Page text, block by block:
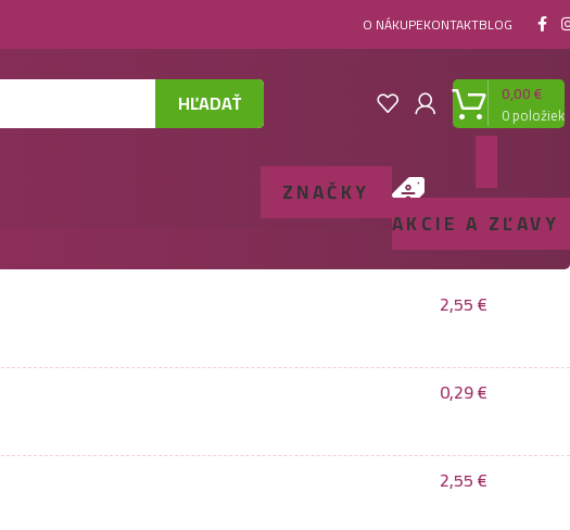
O NÁKUPEKONTAKTBLOG
HĽADAŤ 0položiek
0,00€
ZNAČKY
AKCIE A ZĽAVY
2,55€
0,29€
2,55€